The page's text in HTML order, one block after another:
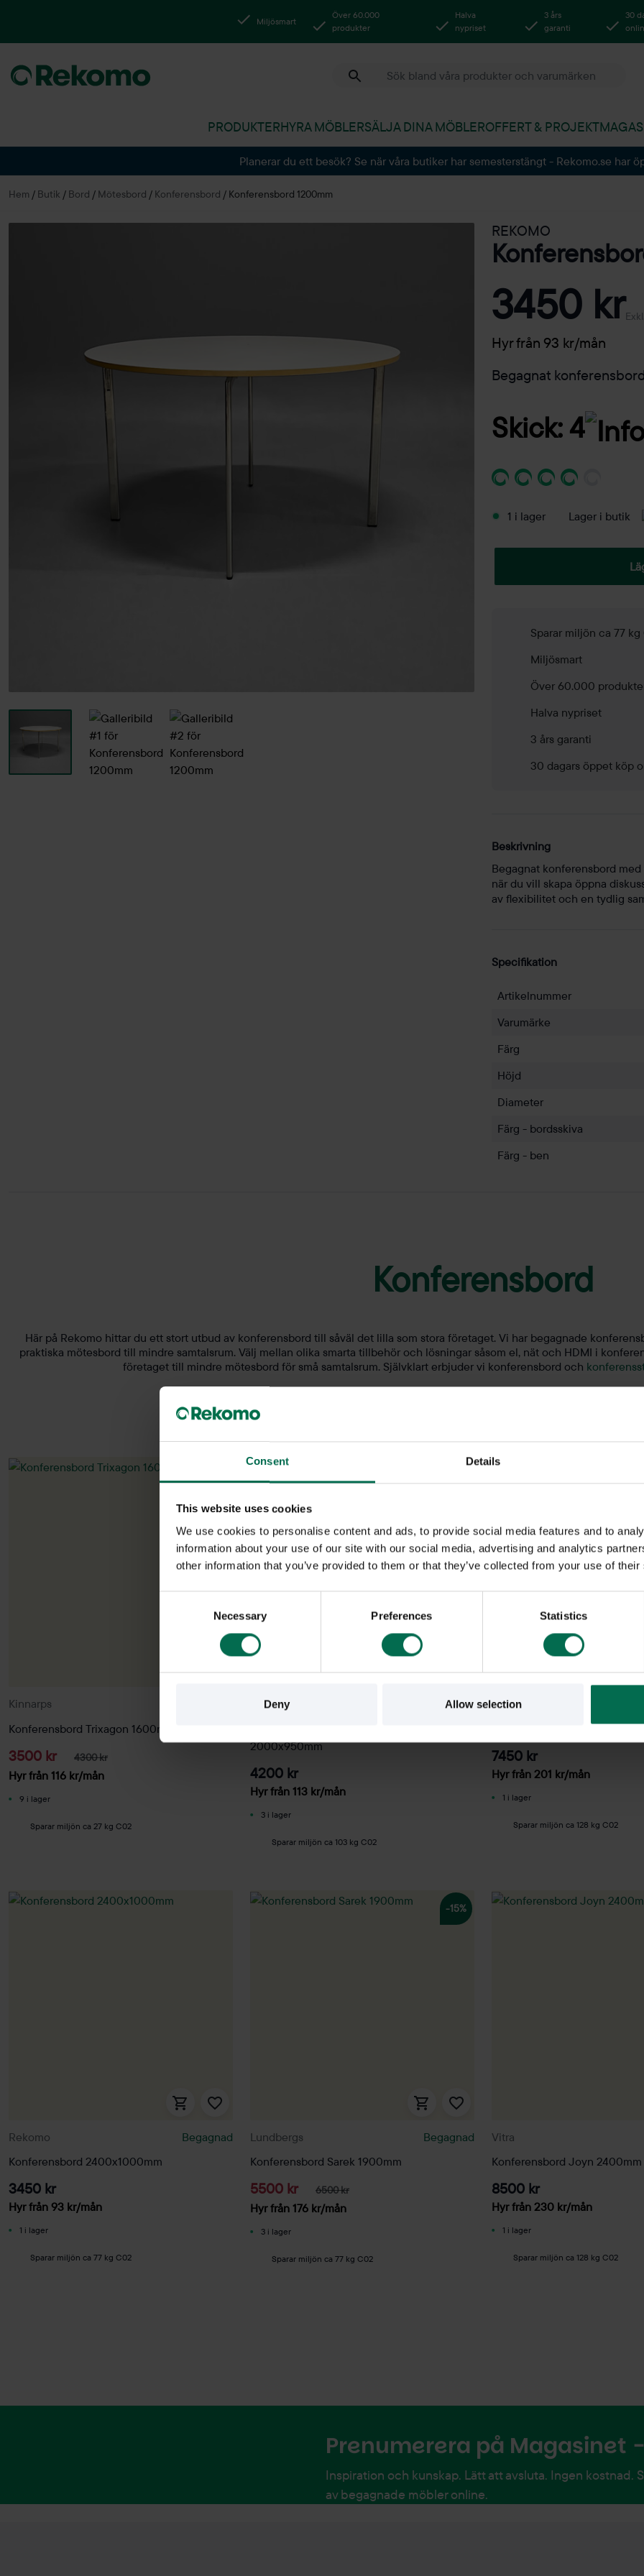
Consent Details
This website uses cookies
We use cookies to personalise content and ads, to provide social media features and to
information about your use of our site with our social media, advertising and analytics
other information that you’ve provided to them or that they’ve collected from your use of
Necessary Preferences Statistics
Deny Allow selection
Miljösmart
Över 60.000
produkter
Halva
nypriset
3 års
garanti
30
PRODUKTERHYRA MÖBLERSÄLJA DINA MÖBLEROFFERT & PROJEKT
Planerar du ett besök? Se när våra butiker har semesterstängt - Rekomo.se har
Hem / Butik / Bord / Mötesbord / Konferensbord / Konferensbord 1200mm
REKOMO
3450 kr
Hyr från 93 kr/mån
Begagnat
Skick: 4
1 i lager Lager i butik
Sparar miljön ca 77 kg
Miljösmart
Över 60.000
Halva nypriset
3 års garanti
30 dagars öppet köp
Beskrivning
Begagnat konferensbord
när du vill skapa öppna
av flexibilitet och en tydlig
Specifikation
Artikelnummer
Varumärke
Färg
Höjd
Diameter
Färg - bordsskiva
Färg - ben
Konferensbord
Här på Rekomo hittar du ett stort utbud av konferensbord till såväl det lilla som stora företaget. Vi har begagnade
praktiska mötesbord till mindre samtalsrum. Välj mellan olika smarta tillbehör och lösningar såsom el, nät och HDMI i
företaget till mindre mötesbord för små samtalsrum. Självklart erbjuder vi konferensbord och
Kinnarps
Konferensbord Trixagon 1600mm
3500 kr 4300 kr
Hyr från 116 kr/mån
9 i lager
Sparar miljön ca 27 kg C02
Kinnarps
Begagnad
2000x950mm
4200 kr
Hyr från 113 kr/mån
3 i lager
Sparar miljön ca 103 kg C02
Martela
Konferensbord
7450 kr
Hyr från 201 kr/mån
1 i lager
Sparar miljön ca 128 kg C02
Rekomo
Begagnad
Konferensbord 2400x1000mm
3450 kr
Hyr från 93 kr/mån
1 i lager
Sparar miljön ca 77 kg C02
-15%
Lundbergs
Begagnad
Konferensbord Sarek 1900mm
5500 kr 6500 kr
Hyr från 176 kr/mån
3 i lager
Sparar miljön ca 77 kg C02
Vitra
Konferensbord Joyn 2400mm
8500 kr
Hyr från 230 kr/mån
1 i lager
Sparar miljön ca 128 kg C02
Prenumerera på Magasinet
Inspiration och kunskap. Lätt att avsluta. Ingen kostnad.
av begagnade möbler online.